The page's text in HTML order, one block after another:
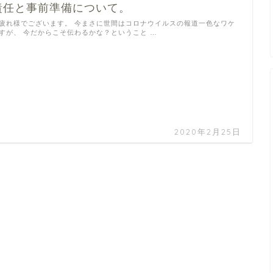
任と事前準備について。
2020年2月25日
れ様でございます。 今まさに世間はコロナウイルスの報道一色なワケ
が、 今だからこそ伝わるかな？ということ …